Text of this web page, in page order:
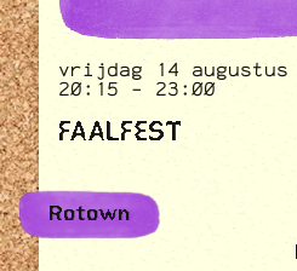
vrijdag 14 augustus
20:15 - 23:00
FAALFEST
Rotown